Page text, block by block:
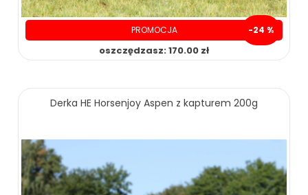
PROMOCJA -24 %
oszczędzasz: 170.00 zł
Derka HE Horsenjoy Aspen z kapturem 200g